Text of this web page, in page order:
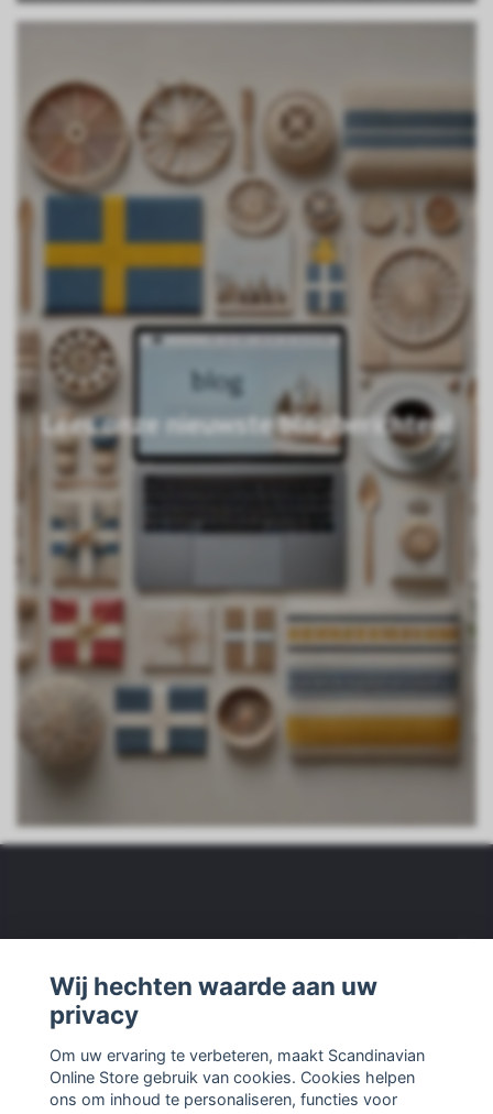
Lees onze nieuwste blogberichten!
Klantenservice
Ander
Wij hechten waarde aan uw
privacy
Om uw ervaring te verbeteren, maakt Scandinavian
Online Store gebruik van cookies. Cookies helpen
ons om inhoud te personaliseren, functies voor